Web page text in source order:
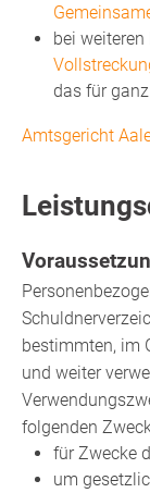
bei weiteren
das für
Amtsgericht
bestimmten, im
und weiter
folgenden
für Zwecke
um